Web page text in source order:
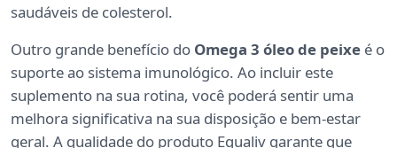
saudáveis de colesterol.
Outro grande benefício do Omega 3 óleo de peixe é o
suporte ao sistema imunológico. Ao incluir este
suplemento na sua rotina, você poderá sentir uma
melhora significativa na sua disposição e bem-estar
geral. A qualidade do produto Equaliv garante que